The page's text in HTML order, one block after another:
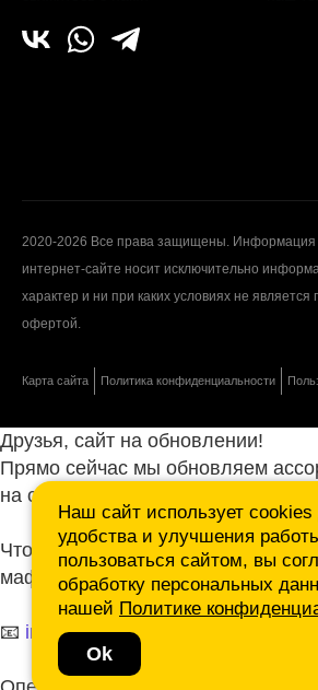
2020-2026 Все права защищены. Информация
интернет-сайте носит исключительно
характер и ни при каких условиях не является
офертой.
Карта сайта Политика конфиденциальности
Наш сайт использует
удобства и улучшения
пользоваться сайтом, вы
обработку персональных
нашей Политике
Ok
Друзья, сайт на обновлении!
Прямо сейчас мы обновляем
на сайте.
Чтобы не ждать, присылайте
маф нам на почту.
📧 info@mafmasterfibre.ru